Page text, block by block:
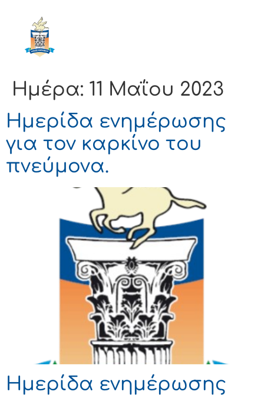
Ημέρα: 11 Μαΐου 2023
Ημερίδα ενημέρωσης
για τον καρκίνο του
πνεύμονα.
Ημερίδα ενημέρωσης